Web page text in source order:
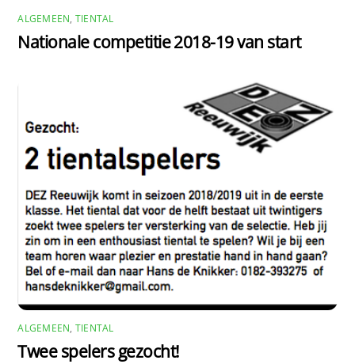
ALGEMEEN, TIENTAL
Nationale competitie 2018-19 van start
ALGEMEEN, TIENTAL
Twee spelers gezocht!